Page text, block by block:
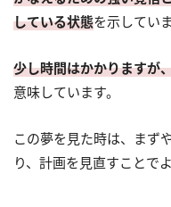
している状態を示していま
少し時間はかかりますが
意味しています。
この夢を見た時は、まず
り、計画を見直すことで